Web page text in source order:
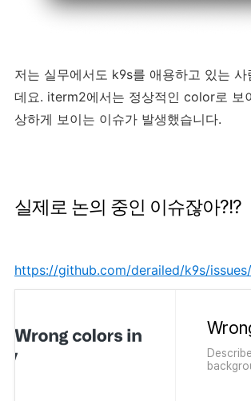
저는 실무에서도 k9s를 애용하고 있는
데요. iterm2에서는 정상적인 color로
상하게 보이는 이슈가 발생했습니다.
실제로 논의 중인 이슈잖아?!?
https://github.com/derailed/k9s/